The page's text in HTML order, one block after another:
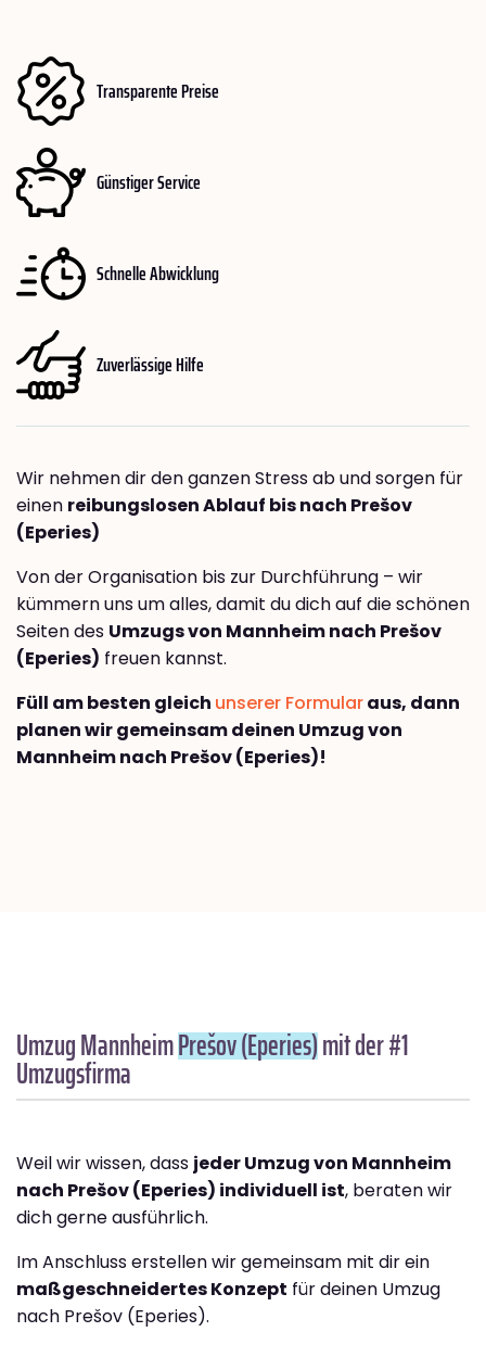
Transparente Preise
Günstiger Service
Schnelle Abwicklung
Zuverlässige Hilfe
Wir nehmen dir den ganzen Stress ab und sorgen für
einen reibungslosen Ablauf bis nach Prešov
(Eperies)
Von der Organisation bis zur Durchführung – wir
kümmern uns um alles, damit du dich auf die schönen
Seiten des Umzugs von Mannheim nach Prešov
(Eperies) freuen kannst.
Füll am besten gleich unserer Formularaus, dann
planen wir gemeinsam deinen Umzug von
Mannheim nach Prešov (Eperies)!
Umzug MannheimPrešov (Eperies)mit der #1
Umzugsfirma
Weil wir wissen, dass jeder Umzug von Mannheim
nach Prešov (Eperies) individuell ist, beraten wir
dich gerne ausführlich.
Im Anschluss erstellen wir gemeinsam mit dir ein
maßgeschneidertes Konzept für deinen Umzug
nach Prešov (Eperies).